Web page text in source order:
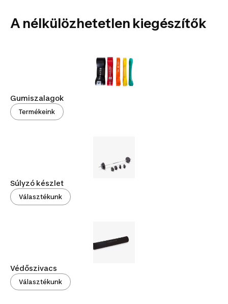
A nélkülözhetetlen kiegészítők
Gumiszalagok
Termékeink
Súlyzó készlet
Választékunk
Védőszivacs
Választékunk